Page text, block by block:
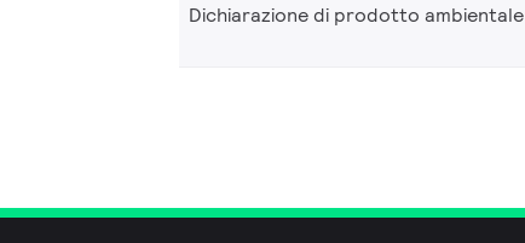
Dichiarazione di prodotto ambientale